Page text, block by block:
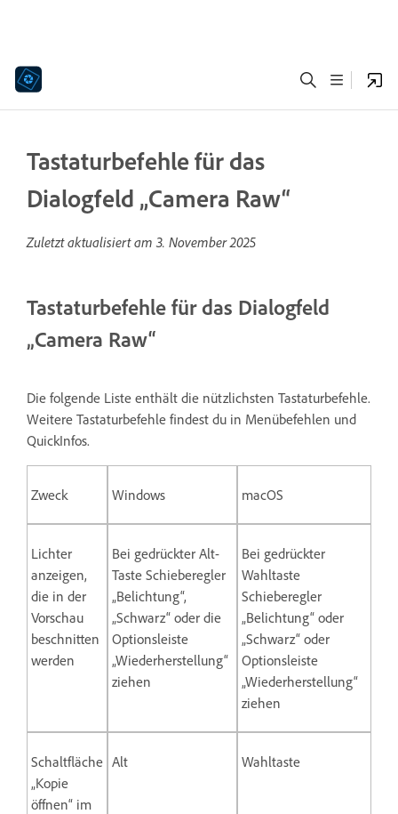
Tastaturbefehle für das
Dialogfeld „Camera Raw“
Zuletzt aktualisiert am 3. November 2025
Tastaturbefehle für das Dialogfeld
„Camera Raw“
Die folgende Liste enthält die nützlichsten Tastaturbefehle.
Weitere Tastaturbefehle findest du in Menübefehlen und
QuickInfos.
Zweck Windows macOS
Lichter
anzeigen,
die in der
Vorschau
beschnitten
werden
Bei gedrückter Alt-
Taste Schieberegler
„Belichtung“,
„Schwarz“ oder die
Optionsleiste
„Wiederherstellung“
ziehen
Bei gedrückter
Wahltaste
Schieberegler
„Belichtung“ oder
„Schwarz“ oder
Optionsleiste
„Wiederherstellung“
ziehen
Schaltfläche
„Kopie
öffnen“ im
Alt Wahltaste